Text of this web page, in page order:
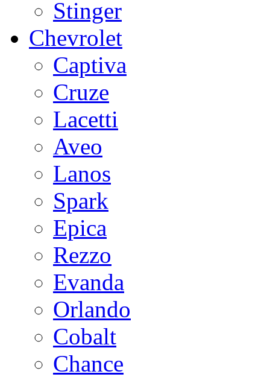
Stinger
Chevrolet
Captiva
Cruze
Lacetti
Aveo
Lanos
Spark
Epica
Rezzo
Evanda
Orlando
Cobalt
Chance